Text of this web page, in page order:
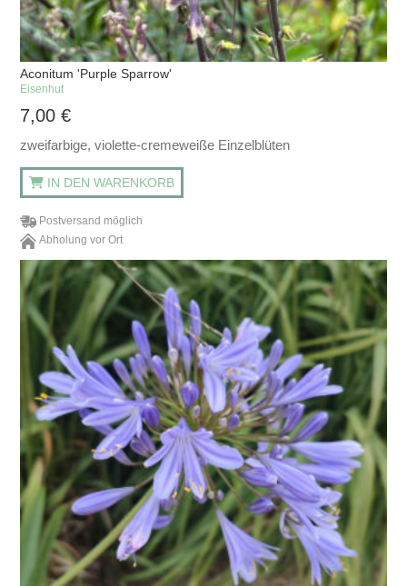
Aconitum 'Purple Sparrow'
Eisenhut
7,00€
zweifarbige, violette-cremeweiße Einzelblüten
IN DEN WARENKORB
Postversand möglich
Abholung vor Ort